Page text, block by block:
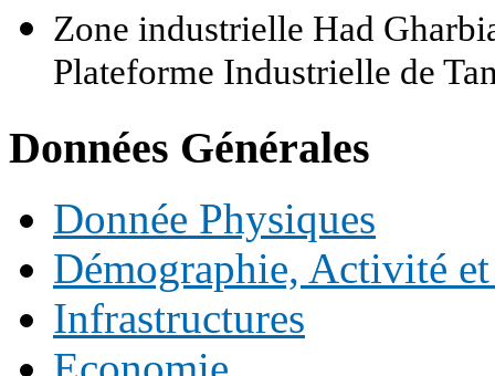
Zone industrielle Had
Plateforme Industrielle de
Données Générales
Donnée Physiques
Démographie, Activité et
Infrastructures